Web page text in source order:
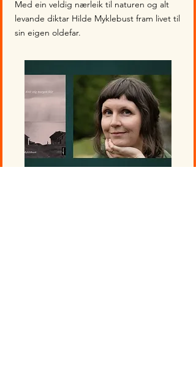
Med ein veldig nærleik til naturen og alt
levande diktar Hilde Myklebust fram livet til
sin eigen oldefar.